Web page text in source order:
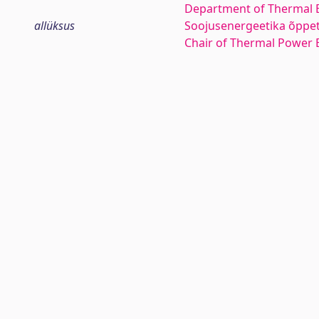
Department of Thermal
allüksus
Soojusenergeetika
Chair of Thermal Power